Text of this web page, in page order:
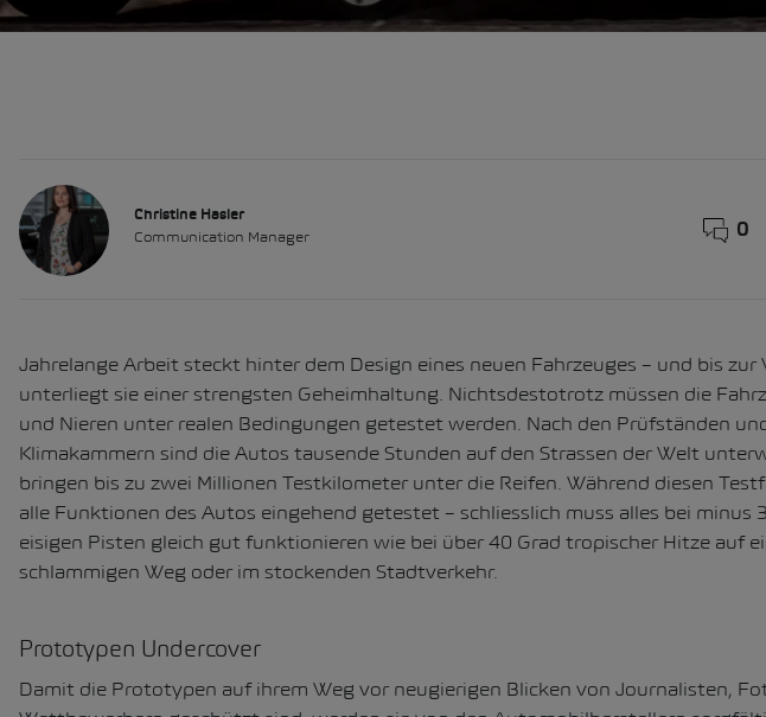
Christine Hasler
Communication Manager 0
Jahrelange Arbeit steckt hinter dem Design eines neuen Fahrzeuges – und bis zur
unterliegt sie einer strengsten Geheimhaltung. Nichtsdestotrotz müssen die
und Nieren unter realen Bedingungen getestet werden. Nach den Prüfständen
Klimakammern sind die Autos tausende Stunden auf den Strassen der Welt
bringen bis zu zwei Millionen Testkilometer unter die Reifen. Während diesen
alle Funktionen des Autos eingehend getestet – schliesslich muss alles bei minus
eisigen Pisten gleich gut funktionieren wie bei über 40 Grad tropischer Hitze auf
schlammigen Weg oder im stockenden Stadtverkehr.
Prototypen Undercover
Damit die Prototypen auf ihrem Weg vor neugierigen Blicken von Journalisten,